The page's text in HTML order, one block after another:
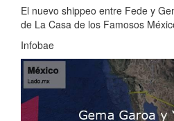
El nuevo shippeo entre Fede y
de La Casa de los Famosos
Infobae